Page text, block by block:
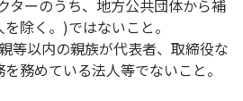
ターのうち、地方公共団体から補
除く。)ではないこと。
等以内の親族が代表者、取締役な
務めている法人等でないこと。